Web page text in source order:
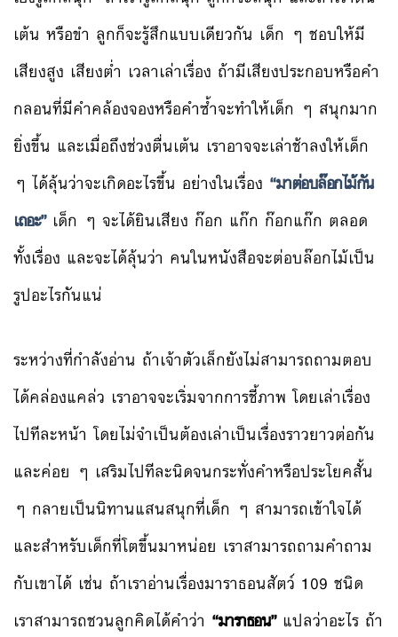
เต้น หรือขำ ลูกก็จะรู้สึกแบบเดียวกัน เด็ก ๆ ชอบให้มี
เสียงสูง เสียงต่ำ เวลาเล่าเรื่อง ถ้ามีเสียงประกอบหรือคำ
กลอนที่มีคำคล้องจองหรือคำซ้ำจะทำให้เด็ก ๆ สนุกมาก
ยิ่งขึ้น และเมื่อถึงช่วงตื่นเต้น เราอาจจะเล่าช้าลงให้เด็ก
ๆ ได้ลุ้นว่าจะเกิดอะไรขึ้น อย่างในเรื่อง “มาต่อบล๊อกไม้กัน
เถอะ”เด็ก ๆ จะได้ยินเสียง ก๊อก แก๊ก ก๊อกแก๊ก ตลอด
ทั้งเรื่อง และจะได้ลุ้นว่า คนในหนังสือจะต่อบล๊อกไม้เป็น
รูปอะไรกันแน่
ระหว่างที่กำลังอ่าน ถ้าเจ้าตัวเล็กยังไม่สามารถถามตอบ
ได้คล่องแคล่ว เราอาจจะเริ่มจากการชี้ภาพ โดยเล่าเรื่อง
ไปทีละหน้า โดยไม่จำเป็นต้องเล่าเป็นเรื่องราวยาวต่อกัน
และค่อย ๆ เสริมไปทีละนิดจนกระทั่งคำหรือประโยคสั้น
ๆ กลายเป็นนิทานแสนสนุกที่เด็ก ๆ สามารถเข้าใจได้
และสำหรับเด็กที่โตขึ้นมาหน่อย เราสามารถถามคำถาม
กับเขาได้ เช่น ถ้าเราอ่านเรื่องมาราธอนสัตว์ 109 ชนิด
เราสามารถชวนลูกคิดได้คำว่า “มาราธอน”แปลว่าอะไร ถ้า